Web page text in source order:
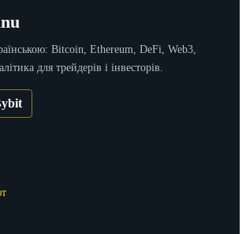
Bitcoin, Ethereum, DeFi, Web3,
для трейдерів і інвесторів.